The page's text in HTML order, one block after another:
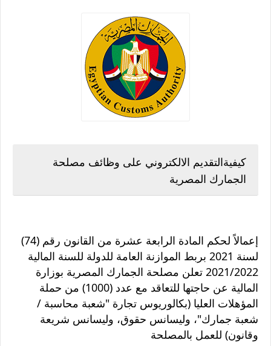
كيفيةالتقديم الالكتروني على وظائف مصلحة
الجمارك المصرية
إعمالاً لحكم المادة الرابعة عشرة من القانون رقم (74)
لسنة 2021 بربط الموازنة العامة للدولة للسنة المالية
2021/2022 تعلن مصلحة الجمارك المصرية بوزارة
المالية عن حاجتها للتعاقد مع عدد (1000) من حملة
المؤهلات العليا (بكالوريوس تجارة "شعبة محاسبة /
شعبة جمارك"، وليسانس حقوق، وليسانس شريعة
وقانون) للعمل بالمصلحة